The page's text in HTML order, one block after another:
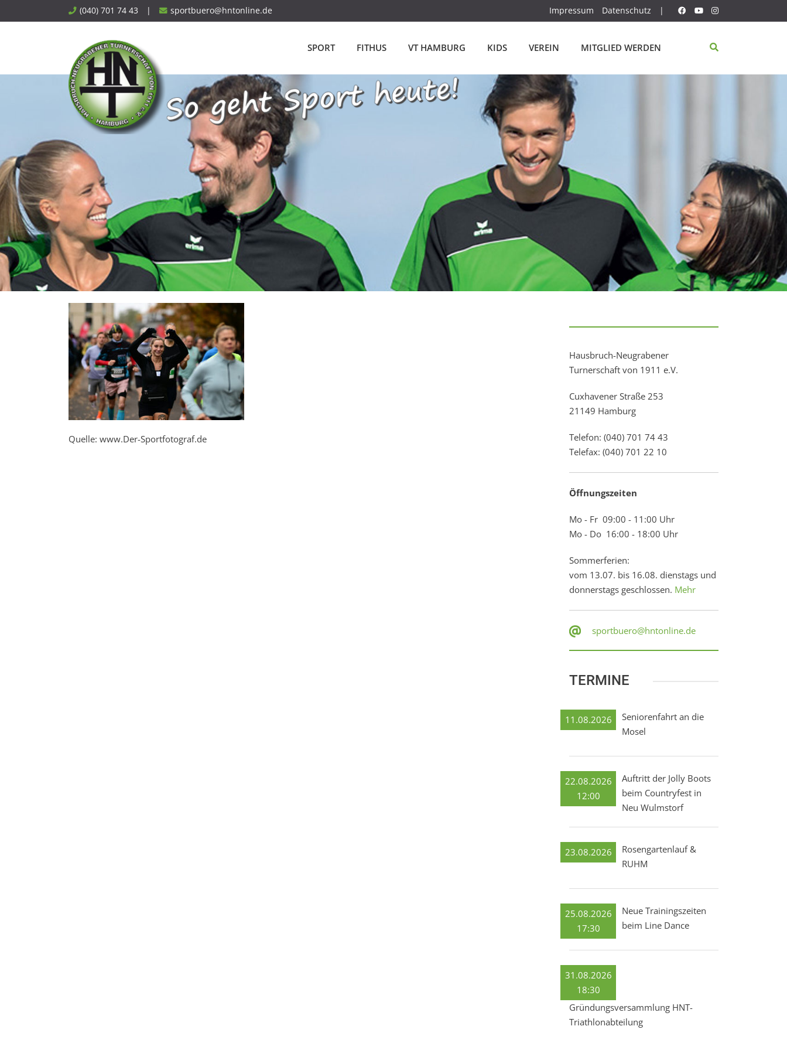
to
(040) 701 74 43 | sportbuero@hntonline.de Impressum Datenschutz |
SPORT FITHUS VT HAMBURG KIDS VEREIN MITGLIED WERDEN
Quelle: www.Der-Sportfotograf.de
Hausbruch-Neugrabener
Turnerschaft von 1911 e.V.
Cuxhavener Straße 253
21149 Hamburg
Telefon: (040) 701 74 43
Telefax: (040) 701 22 10
Öffnungszeiten
Mo - Fr 09:00 - 11:00 Uhr
Mo - Do 16:00 - 18:00 Uhr
Sommerferien:
vom 13.07. bis 16.08. dienstags und
donnerstags geschlossen. Mehr
sportbuero@hntonline.de
TERMINE
11.08.2026
Seniorenfahrt an die
Mosel
22.08.2026
12:00
Auftritt der Jolly Boots
beim Countryfest in
Neu Wulmstorf
23.08.2026
Rosengartenlauf &
RUHM
25.08.2026
17:30
Neue Trainingszeiten
beim Line Dance
31.08.2026
18:30
Gründungsversammlung HNT-
Triathlonabteilung